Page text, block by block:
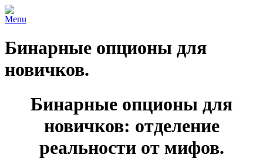
Menu
Бинарные опционы для
новичков.
Бинарные опционы для
новичков: отделение
реальности от мифов.